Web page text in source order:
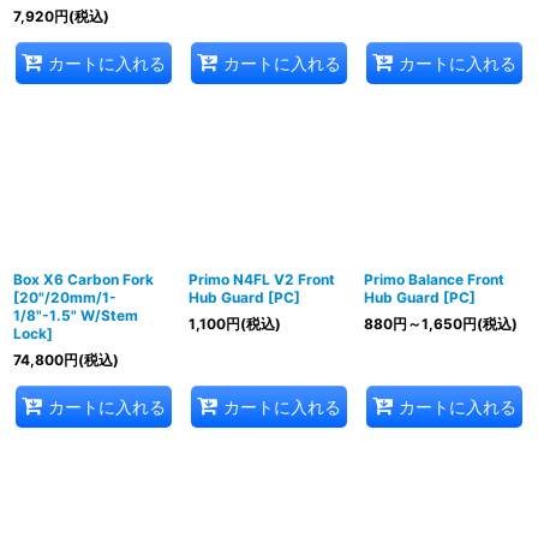
7,920円(税込)
カートに入れる カートに入れる カートに入れる
Box X6 Carbon Fork
[20"/20mm/1-
1/8"-1.5" W/Stem
Lock]
74,800円(税込)
カートに入れる
Primo N4FL V2 Front
Hub Guard [PC]
1,100円(税込)
カートに入れる
Primo Balance Front
Hub Guard [PC]
880円 ～1,650円(税込)
カートに入れる